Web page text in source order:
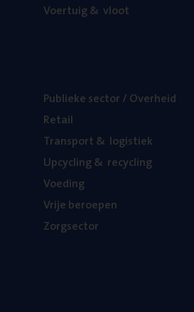
Voer­tuig& vloot
Publie­ke sec­tor / Overheid
Retail
Trans­port& logistiek
Upcy­cling& recycling
Voe­ding
Vrije beroe­pen
Zorg­sec­tor